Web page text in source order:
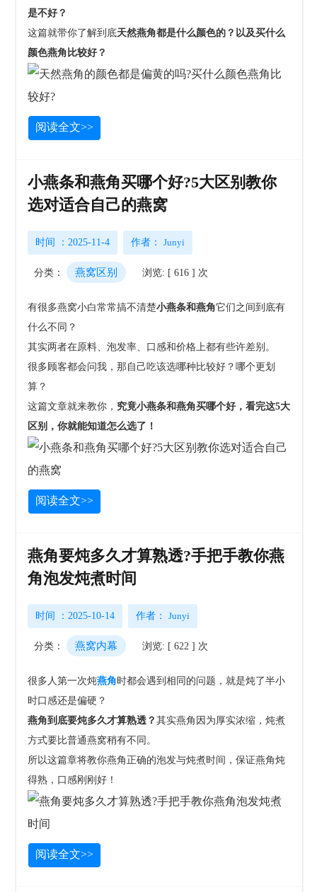
是不好？
这篇就带你了解到底天然燕角都是什么颜色的？以及买什么
颜色燕角比较好？
阅读全文>>
小燕条和燕角买哪个好?5大区别教你
选对适合自己的燕窝
时间 ：2025-11-4 作者：Junyi
分类： 燕窝区别 浏览: [ 616 ] 次
有很多燕窝小白常常搞不清楚小燕条和燕角它们之间到底有
什么不同？
其实两者在原料、泡发率、口感和价格上都有些许差别。
很多顾客都会问我，那自己吃该选哪种比较好？哪个更划
算？
这篇文章就来教你， 究竟小燕条和燕角买哪个好，看完这5大
区别，你就能知道怎么选了！
阅读全文>>
燕角要炖多久才算熟透?手把手教你燕
角泡发炖煮时间
时间 ：2025-10-14 作者：Junyi
分类： 燕窝内幕 浏览: [ 622 ] 次
很多人第一次炖燕角时都会遇到相同的问题，就是炖了半小
时口感还是偏硬？
燕角到底要炖多久才算熟透？其实燕角因为厚实浓缩，炖煮
方式要比普通燕窝稍有不同。
所以这篇章将教你燕角正确的泡发与炖煮时间，保证燕角炖
得熟，口感刚刚好！
阅读全文>>